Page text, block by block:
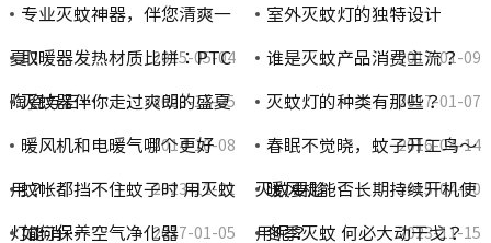
专业灭蚊神器，伴您清爽一
夏！ 2015-05-04
室外灭蚊灯的独特设计
2017-01-09
取暖器发热材质比拼：PTC
陶瓷与石… 2023-11-25
谁是灭蚊产品消费主流？
2017-01-07
灭蚊器伴你走过爽朗的盛夏
2014-10-08
灭蚊灯的种类有那些？
2016-04-14
暖风机和电暖气哪个更好
用？ 2023-11-21
春眠不觉晓，蚊子开工鸟～
灭蚊要趁… 2015-04-30
蚊帐都挡不住蚊子时 用灭蚊
灯能消… 2017-01-05
暖风机能否长期持续开机使
用呢？ 2023-11-15
如何保养空气净化器 冬季灭蚊 何必大动干戈？